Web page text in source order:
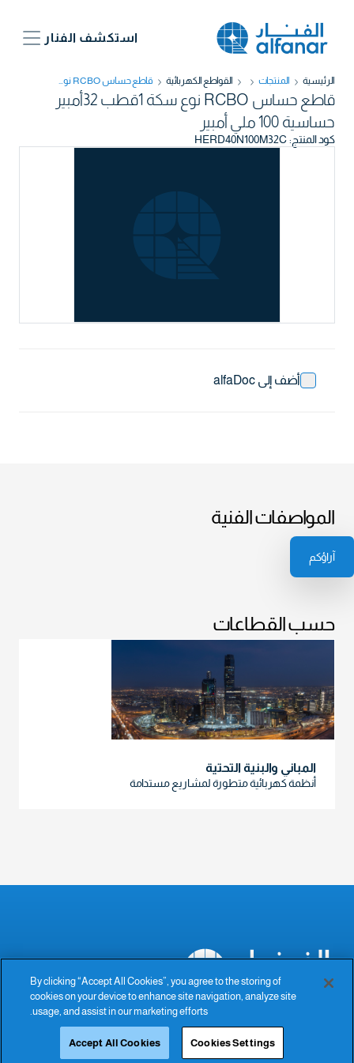
آراؤكم
استكشف الفنار
الرئيسية المنتجات القواطع الكهربائية قاطع حساس RCBO نوع سكة 1قطب 32أمبير حساسية 100 ملي أمبير
أضف إلى alfaDoc
قاطع حساس RCBO نوع سكة 1قطب 32أمبير
حساسية 100 ملي أمبير
كود المنتج:
HERD40N100M32C
المواصفات الفنية
حسب القطاعات
المباني والبنية التحتية
أنظمة كهربائية متطورة لمشاريع مستدامة
The Power of Excellence
By clicking “Accept All Cookies”, you agree to the storing of
cookies on your device to enhance site navigation, analyze site
usage, and assist in our marketing efforts.
Cookies Settings
Accept All Cookies